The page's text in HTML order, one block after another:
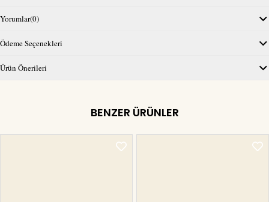
Yorumlar(0)
Ödeme Seçenekleri
Ürün Önerileri
BENZER ÜRÜNLER